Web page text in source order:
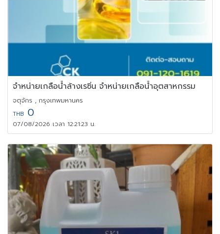
จำหน่ายเกลือน้ำล้างเรซิ่น จำหน่ายเกลือน้ำอุตสาหกรรม
จตุจักร , กรุงเทพมหานคร
THB 0
07/08/2026 เวลา 12:21:23 น.